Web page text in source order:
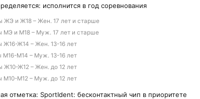
исполнится в год соревнования
ЖЭ и Ж18 – Жен. 17 лет и старше
МЭ и М18 – Муж. 17 лет и старше
Ж16-Ж14 – Жен. 13-16 лет
М16-М14 – Муж. 13-16 лет
Ж10-Ж12 – Жен. до 12 лет
М10-М12 – Муж. до 12 лет
отметка: SportIdent: бесконтактный чип в приоритете